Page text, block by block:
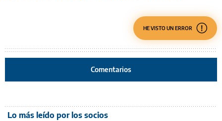
HE VISTO UN ERROR
Comentarios
Lo más leído por los socios